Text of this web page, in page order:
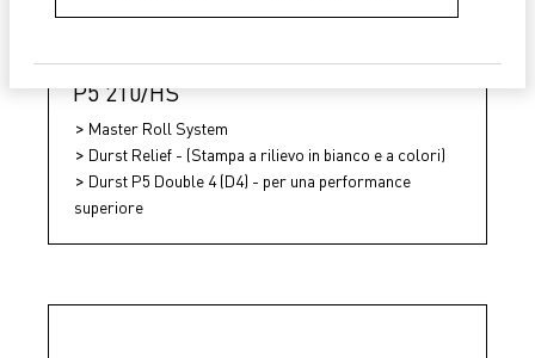
P5 210/HS
Master Roll System
Durst Relief - (Stampa a rilievo in bianco e a colori)
Durst P5 Double 4 (D4) - per una performance
superiore